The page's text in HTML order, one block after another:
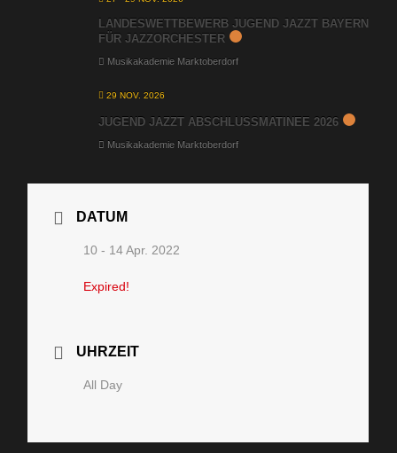
LANDESWETTBEWERB JUGEND JAZZT BAYERN
FÜR JAZZORCHESTER
Musikakademie Marktoberdorf
29 NOV. 2026
JUGEND JAZZT ABSCHLUSSMATINEE 2026
Musikakademie Marktoberdorf
DATUM
10 - 14 Apr. 2022
Expired!
UHRZEIT
All Day